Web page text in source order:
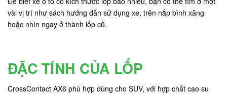
vài vị trí như sách hướng dẫn sử dụng xe, trên nắp bình xăng
hoặc nhìn ngay ở thành lốp cũ.
ĐẶC TÍNH CỦA LỐP
CrossContact AX6 phù hợp dùng cho SUV, với hợp chất cao su